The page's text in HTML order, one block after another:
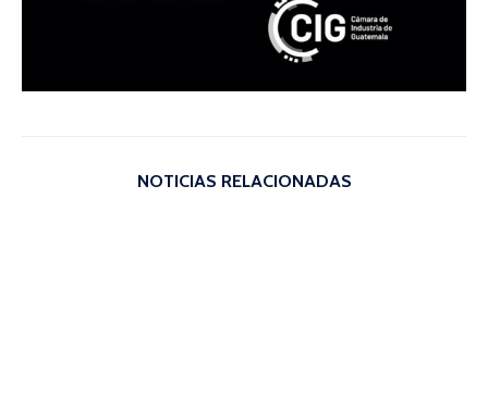
NOTICIAS RELACIONADAS